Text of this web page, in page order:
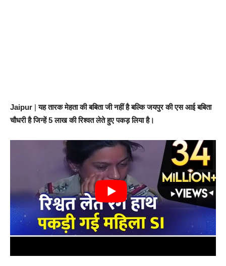
Jaipur |यह तारक मेहता की बबिता जी नहीं है बल्कि जयपुर की एस आई बबिता
चौधरी है जिन्हें 5 लाख की रिश्वत लेते हुए पकड़ लिया है।